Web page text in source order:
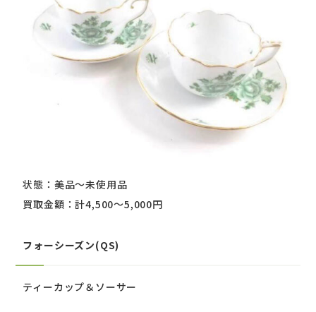
状態：美品～未使用品
買取金額：計4,500～5,000円
フォーシーズン(QS)
ティーカップ＆ソーサー